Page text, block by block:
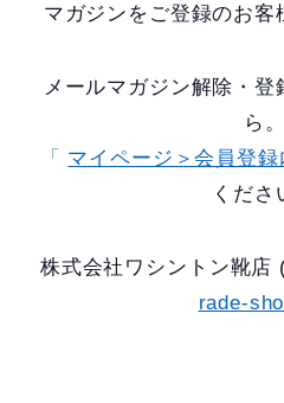
マガジンをご登録のお客
メールマガジン解除・
ら。
「 マイページ＞会員登録
くださ
株式会社ワシントン靴店
rade-